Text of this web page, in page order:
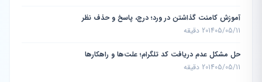
آموزش کامنت گذاشتن در ورد؛ درج، پاسخ و حذف نظر
1405/05/1120 دقیقه
حل مشکل عدم دریافت کد تلگرام؛ علت‌ها و راهکارها
1405/05/1120 دقیقه